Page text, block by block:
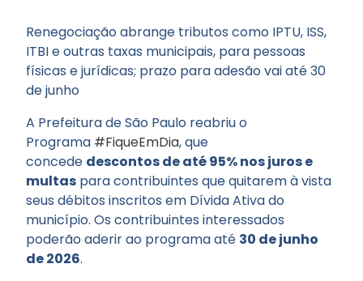
Renegociação abrange tributos como IPTU, ISS,
ITBI e outras taxas municipais, para pessoas
físicas e jurídicas; prazo para adesão vai até 30
de junho
A Prefeitura de São Paulo reabriu o
Programa #FiqueEmDia, que
concede descontos de até 95% nos juros e
multas para contribuintes que quitarem à vista
seus débitos inscritos em Dívida Ativa do
município. Os contribuintes interessados
poderão aderir ao programa até 30 de junho
de 2026.